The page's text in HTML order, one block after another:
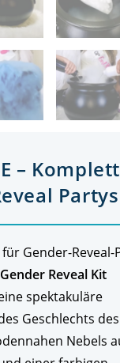
–
Partys
Gender-Reveal-
Gender Reveal Kit
spektakuläre
Geschlechts
Nebels